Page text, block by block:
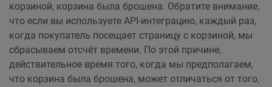
корзиной, корзина была брошена. Обратите внимание,
что если вы используете API-интеграцию, каждый раз,
когда покупатель посещает страницу с корзиной, мы
сбрасываем отсчёт времени. По этой причине,
действительное время того, когда мы предполагаем,
что корзина была брошена, может отличаться от того,